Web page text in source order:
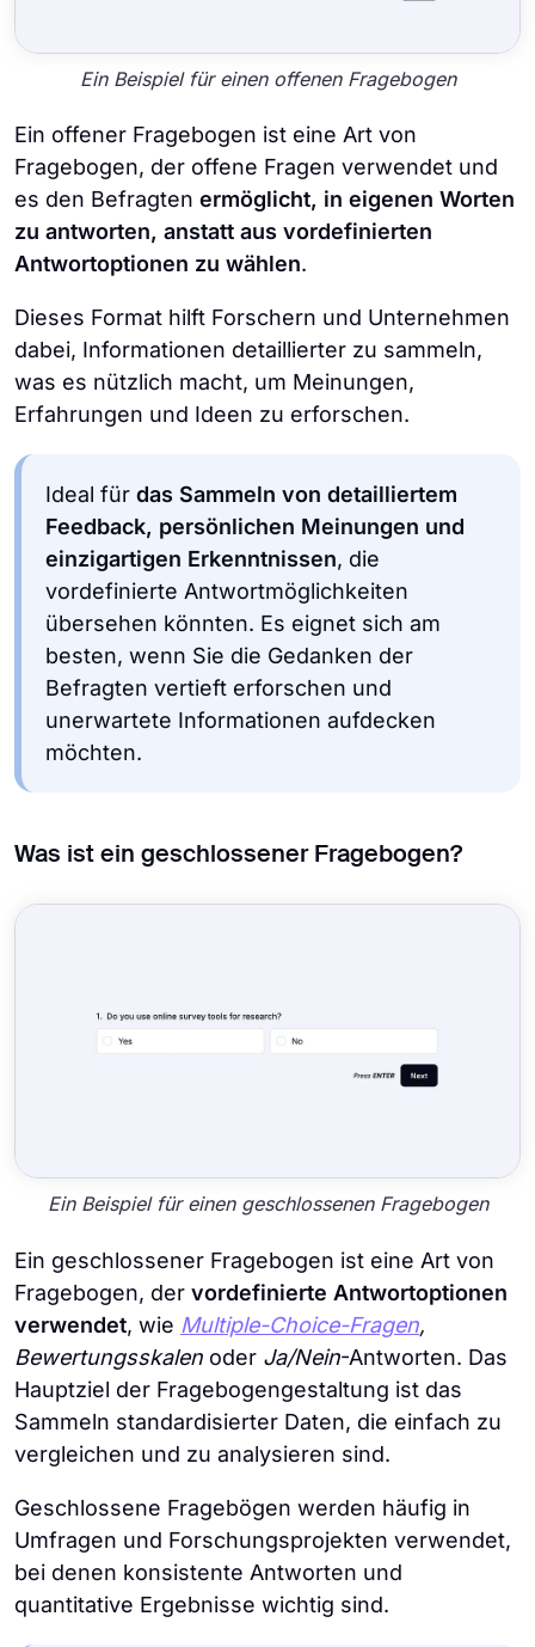
Ein Beispiel für einen offenen Fragebogen
Ein offener Fragebogen ist eine Art von
Fragebogen, der offene Fragen verwendet und
es den Befragten ermöglicht, in eigenen Worten
zu antworten, anstatt aus vordefinierten
Antwortoptionen zu wählen.
Dieses Format hilft Forschern und Unternehmen
dabei, Informationen detaillierter zu sammeln,
was es nützlich macht, um Meinungen,
Erfahrungen und Ideen zu erforschen.
Ideal für das Sammeln von detailliertem
Feedback, persönlichen Meinungen und
einzigartigen Erkenntnissen, die
vordefinierte Antwortmöglichkeiten
übersehen könnten. Es eignet sich am
besten, wenn Sie die Gedanken der
Befragten vertieft erforschen und
unerwartete Informationen aufdecken
möchten.
Was ist ein geschlossener Fragebogen?
Ein Beispiel für einen geschlossenen Fragebogen
Ein geschlossener Fragebogen ist eine Art von
Fragebogen, der vordefinierte Antwortoptionen
verwendet, wie Multiple-Choice-Fragen,
Bewertungsskalen oder Ja/Nein-Antworten. Das
Hauptziel der Fragebogengestaltung ist das
Sammeln standardisierter Daten, die einfach zu
vergleichen und zu analysieren sind.
Geschlossene Fragebögen werden häufig in
Umfragen und Forschungsprojekten verwendet,
bei denen konsistente Antworten und
quantitative Ergebnisse wichtig sind.